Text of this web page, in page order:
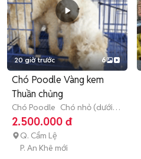
20 giờ trước 6
Chó Poodle Vàng kem
Thuần chủng
Chó Poodle Chó nhỏ (dưới 1
năm tuổi)
2.500.000 đ
Q. Cẩm Lệ
P. An Khê mới